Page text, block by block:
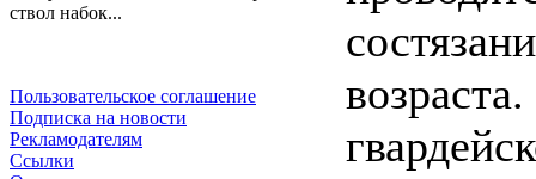
ствол набок...
Пользовательское соглашение
Подписка на новости
Рекламодателям
Ссылки